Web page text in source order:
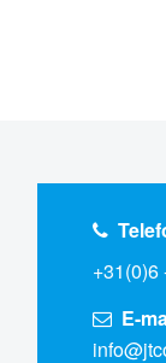
+31(0)6
E-